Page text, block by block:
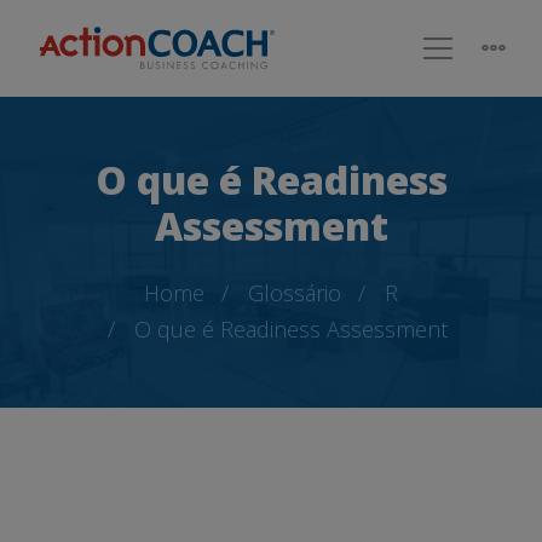
O que é Readiness
Assessment
Home Glossário
R
O que é Readiness Assessment